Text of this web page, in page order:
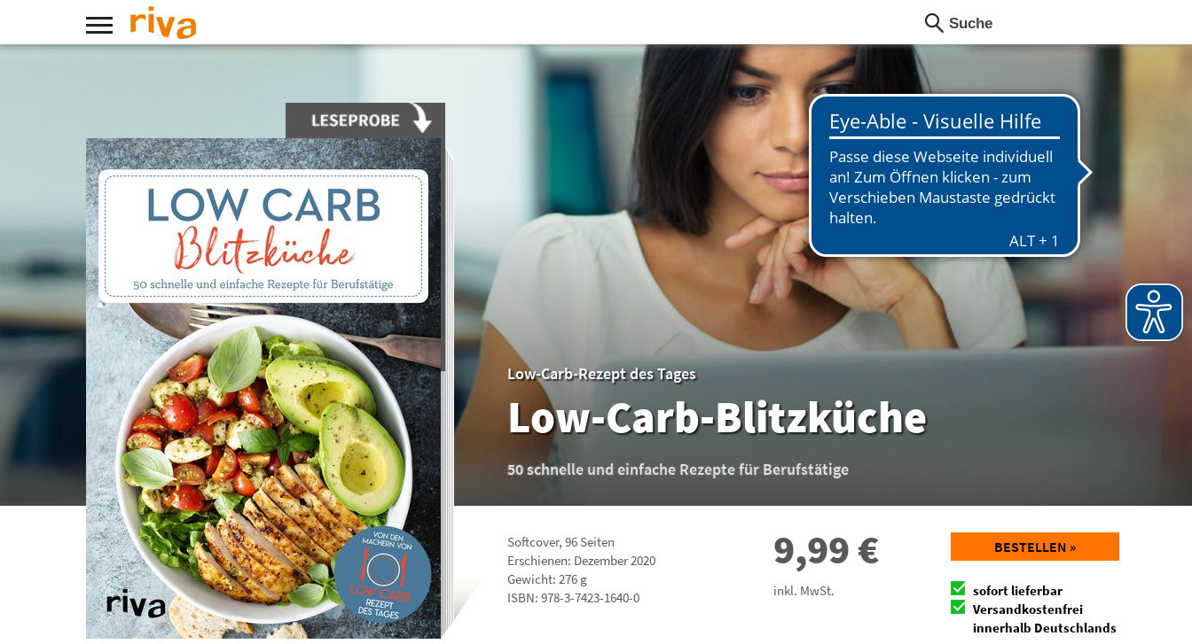
Low-Carb-Rezept des Tages
Low-Carb-Blitzküche
50 schnelle und einfache Rezepte für Berufstätige
Softcover, 96 Seiten
Erschienen: Dezember 2020
Gewicht: 276 g
ISBN: 978-3-7423-1640-0
9,99€
inkl. MwSt.
BESTELLEN »
sofort lieferbar
Versandkostenfrei
innerhalb Deutschlands